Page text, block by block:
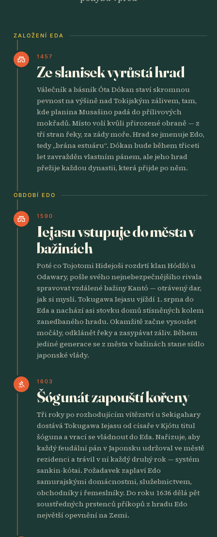
ZALOŽENÍ EDA
castle 1457
Ze slanisek vyrůstá hrad
Válečník a básník Óta Dókan staví skromnou
pevnost na výšině nad Tokijským zálivem, tam,
kde planina Musašino padá do přílivových
mokřadů. Místo volí kvůli přirozené obraně — z
tří stran řeky, za zády moře. Hrad se jmenuje Edo,
tedy „brána estuáru“. Dókan bude během třiceti
let zavražděn vlastním pánem, ale jeho hrad
přežije každou dynastii, která přijde po něm.
OBDOBÍ EDO
castle 1590
Iejasu vstupuje do města v
bažinách
Poté co Tojotomi Hidejoši rozdrtí klan Hódžó u
Odawary, pošle svého nejnebezpečnějšího rivala
spravovat vzdálené bažiny Kantó — otrávený dar,
jak si myslí. Tokugawa Iejasu vjíždí 1. srpna do
Eda a nachází asi stovku domů stísněných kolem
zanedbaného hradu. Okamžitě začne vysoušet
močály, odklánět řeky a zasypávat záliv. Během
jediné generace se z města v bažinách stane sídlo
japonské vlády.
gavel 1603
Šógunát zapouští kořeny
Tři roky po rozhodujícím vítězství u Sekigahary
dostává Tokugawa Iejasu od císaře v Kjótu titul
šóguna a vrací se vládnout do Eda. Nařizuje, aby
každý feudální pán v Japonsku udržoval ve městě
rezidenci a trávil v ní každý druhý rok — systém
sankin-kótai. Požadavek zaplaví Edo
samurajskými domácnostmi, služebnictvem,
obchodníky i řemeslníky. Do roku 1636 dělá pět
soustředných prstenců příkopů z hradu Edo
největší opevnění na Zemi.